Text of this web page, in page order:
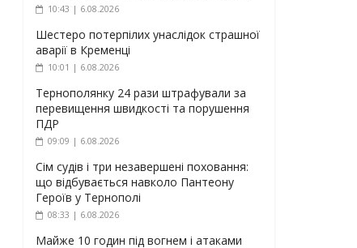
10:43 | 6.08.2026
Шестеро потерпілих унаслідок страшної
аварії в Кременці
10:01 | 6.08.2026
Тернополянку 24 рази штрафували за
перевищення швидкості та порушення
ПДР
09:09 | 6.08.2026
Сім судів і три незавершені поховання:
що відбувається навколо Пантеону
Героїв у Тернополі
08:33 | 6.08.2026
Майже 10 годин під вогнем і атаками